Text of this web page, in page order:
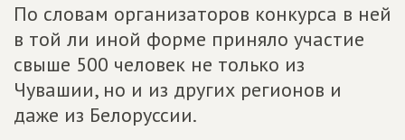
По словам организаторов конкурса в ней
в той ли иной форме приняло участие
свыше 500 человек не только из
Чувашии, но и из других регионов и
даже из Белоруссии.